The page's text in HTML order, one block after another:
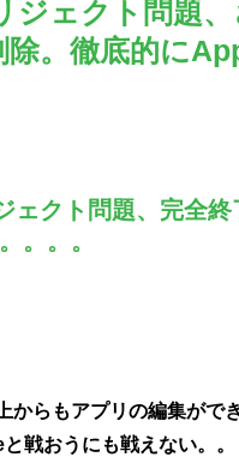
ジェクト問題
除。徹底的に
ェクト問題、完全終
。。。
らもアプリの編集がで
戦おうにも戦えない。。